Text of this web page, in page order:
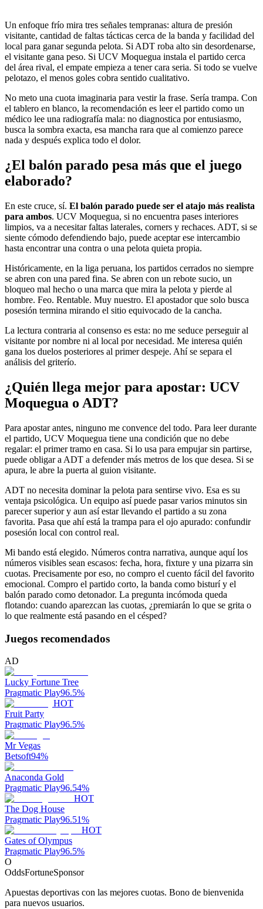
Un enfoque frío mira tres señales tempranas: altura de presión
visitante, cantidad de faltas tácticas cerca de la banda y facilidad del
local para ganar segunda pelota. Si ADT roba alto sin desordenarse,
el visitante gana peso. Si UCV Moquegua instala el partido cerca
del área rival, el empate empieza a tener cara seria. Si todo se vuelve
pelotazo, el menos goles cobra sentido cualitativo.
No meto una cuota imaginaria para vestir la frase. Sería trampa. Con
el tablero en blanco, la recomendación es leer el partido como un
médico lee una radiografía mala: no diagnostica por entusiasmo,
busca la sombra exacta, esa mancha rara que al comienzo parece
nada y después explica todo el dolor.
¿El balón parado pesa más que el juego
elaborado?
En este cruce, sí. El balón parado puede ser el atajo más realista
para ambos. UCV Moquegua, si no encuentra pases interiores
limpios, va a necesitar faltas laterales, corners y rechaces. ADT, si se
siente cómodo defendiendo bajo, puede aceptar ese intercambio
hasta encontrar una contra o una pelota quieta propia.
Históricamente, en la liga peruana, los partidos cerrados no siempre
se abren con una pared fina. Se abren con un rebote sucio, un
bloqueo mal hecho o una marca que mira la pelota y pierde al
hombre. Feo. Rentable. Muy nuestro. El apostador que solo busca
posesión termina mirando el sitio equivocado de la cancha.
La lectura contraria al consenso es esta: no me seduce perseguir al
visitante por nombre ni al local por necesidad. Me interesa quién
gana los duelos posteriores al primer despeje. Ahí se separa el
análisis del griterío.
¿Quién llega mejor para apostar: UCV
Moquegua o ADT?
Para apostar antes, ninguno me convence del todo. Para leer durante
el partido, UCV Moquegua tiene una condición que no debe
regalar: el primer tramo en casa. Si lo usa para empujar sin partirse,
puede obligar a ADT a defender más metros de los que desea. Si se
apura, le abre la puerta al guion visitante.
ADT no necesita dominar la pelota para sentirse vivo. Esa es su
ventaja psicológica. Un equipo así puede pasar varios minutos sin
parecer superior y aun así estar llevando el partido a su zona
favorita. Pasa que ahí está la trampa para el ojo apurado: confundir
posesión local con control real.
Mi bando está elegido. Números contra narrativa, aunque aquí los
números visibles sean escasos: fecha, hora, fixture y una pizarra sin
cuotas. Precisamente por eso, no compro el cuento fácil del favorito
emocional. Compro el partido corto, la banda como bisturí y el
balón parado como detonador. La pregunta incómoda queda
flotando: cuando aparezcan las cuotas, ¿premiarán lo que se grita o
lo que realmente está pasando en el césped?
Juegos recomendados
AD
Lucky Fortune Tree
Pragmatic Play96.5%
HOT
Fruit Party
Pragmatic Play96.5%
Mr Vegas
Betsoft94%
Anaconda Gold
Pragmatic Play96.54%
HOT
The Dog House
Pragmatic Play96.51%
HOT
Gates of Olympus
Pragmatic Play96.5%
O
OddsFortuneSponsor
Apuestas deportivas con las mejores cuotas. Bono de bienvenida
para nuevos usuarios.